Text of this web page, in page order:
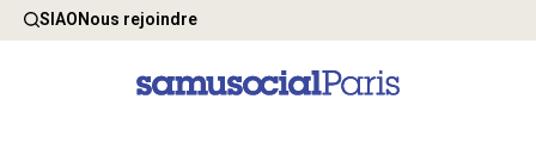
SIAONous rejoindre